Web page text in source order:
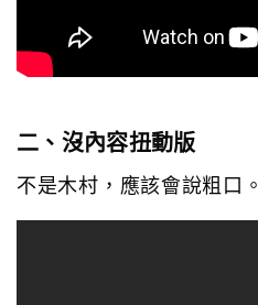
二、沒內容扭動版
不是木村，應該會說粗口。